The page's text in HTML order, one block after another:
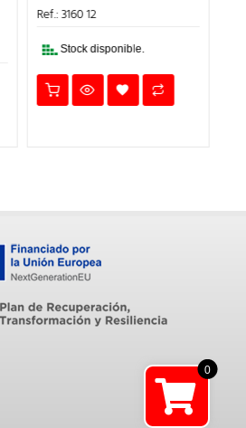
ERA:
Ref.: 3160 12
Stock disponible.
0